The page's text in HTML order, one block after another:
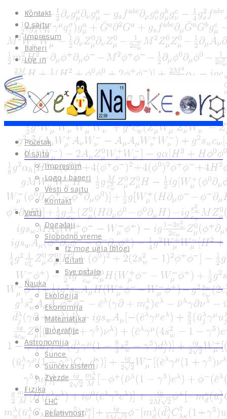
Kontakt
O sajtu
Impresum
Baneri
Log in
Početak
O sajtu
Impresum
Logo i baneri
Vesti o sajtu
Kontakt
Vesti
Događaji
Slobodno vreme
Iz mog ugla (blog)
Citati
Sve ostalo
Nauka
Ekologija
Ekonomija
Matematika
Biografije
Astronomija
Sunce
Sunčev sistem
Zvezde
Fizika
LHC
Relativnost